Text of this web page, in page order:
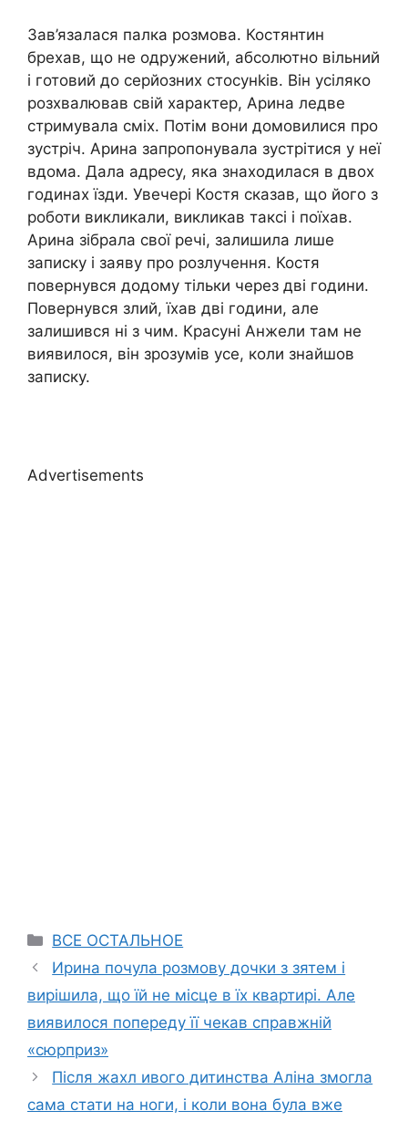
Зав’язалася палка розмова. Костянтин
брехав, що не одружений, абсолютно вільний
і готовий до серйозних стосунkів. Він усіляко
розхвалював свій характер, Арина ледве
стримувала сміх. Потім вони домовилися про
зустріч. Арина запропонувала зустрітися у неї
вдома. Дала адресу, яка знаходилася в двох
годинах їзди. Увечері Костя сказав, що його з
роботи викликали, викликав таксі і поїхав.
Арина зібрала свої речі, залишила лише
записку і заяву про розлучення. Костя
повернувся додому тільки через дві години.
Повернувся злий, їхав дві години, але
залишився ні з чим. Красуні Анжели там не
виявилося, він зрозумів усе, коли знайшов
записку.
Advertisements
Categories
ВСЕ ОСТАЛЬНОЕ
Ирина почула розмову дочки з зятем і
вирішила, що їй не місце в їх квартирі. Але
виявилося попереду її чекав справжній
«сюрприз»
Після жахл ивого дитинства Аліна змогла
сама стати на ноги, і коли вона була вже